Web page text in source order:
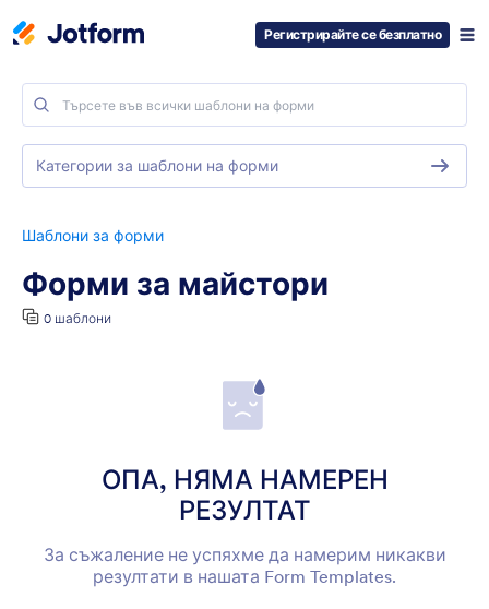
Регистрирайте се безплатно
Шаблони за форми
Форми за майстори
0 шаблони
ОПА, НЯМА НАМЕРЕН
РЕЗУЛТАТ
За съжаление не успяхме да намерим никакви
резултати в нашата Form Templates.
Категории за шаблони на форми